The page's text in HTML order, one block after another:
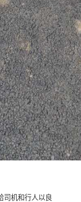
司机和行人以良